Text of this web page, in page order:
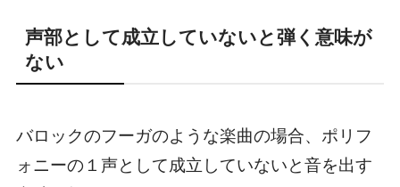
声部として成立していないと弾く意味が
ない
バロックのフーガのような楽曲の場合、ポリフ
ォニーの１声として成立していないと音を出す